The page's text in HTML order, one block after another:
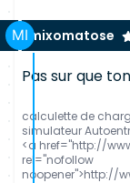
mixomatose
Pas sur que
calculette de
simulateur
<a href="http://
rel="nofollow
noopener">http://